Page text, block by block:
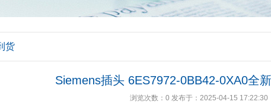
货
Siemens插头 6ES7972-0BB42-0XA0全
浏览次数： 0 发布于：2025-04-15 17:22:30